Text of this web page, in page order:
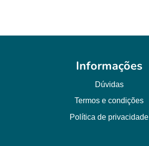
Informações
Dúvidas
Termos e condições
Política de privacidade